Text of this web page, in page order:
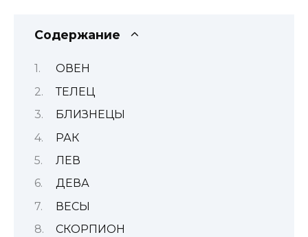
Содержание
ОВЕН
ТЕЛЕЦ
БЛИЗНЕЦЫ
РАК
ЛЕВ
ДЕВА
ВЕСЫ
СКОРПИОН